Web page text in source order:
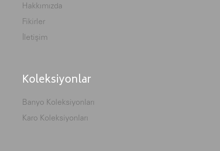
Hakkımızda
Fikirler
İletişim
Koleksiyonlar
Banyo Koleksiyonları
Karo Koleksiyonları